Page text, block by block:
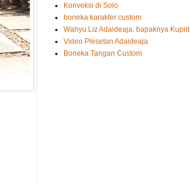
Konveksi di Solo
boneka karakter custom
Wahyu Liz Adaideaja: bapaknya Kuprit
Video Plesetan Adaideaja
Boneka Tangan Custom